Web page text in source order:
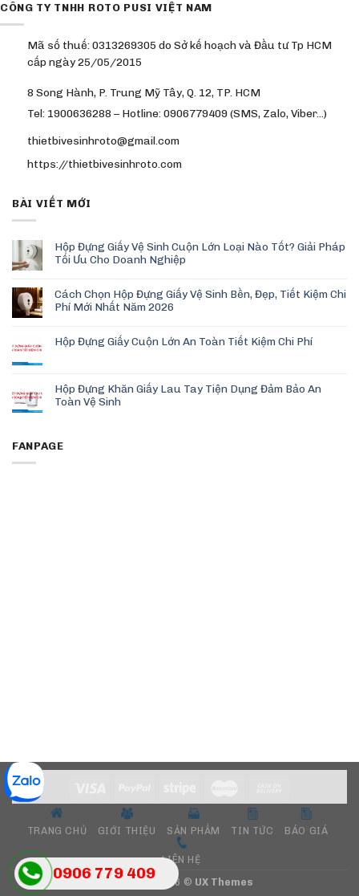
0906 779 409
CÔNG TY TNHH ROTO PUSI VIỆT NAM
Mã số thuế: 0313269305 do Sở kế hoạch và Đầu tư Tp HCM
cấp ngày 25/05/2015
8 Song Hành, P. Trung Mỹ Tây, Q. 12, TP. HCM
Tel: 1900636288 – Hotline: 0906779409 (SMS, Zalo, Viber…)
thietbivesinhroto@gmail.com
https://thietbivesinhroto.com
BÀI VIẾT MỚI
Hộp Đựng Giấy Vệ Sinh Cuộn Lớn Loại Nào Tốt? Giải Pháp
Tối Ưu Cho Doanh Nghiệp
Cách Chọn Hộp Đựng Giấy Vệ Sinh Bền, Đẹp, Tiết Kiệm Chi
Phí Mới Nhất Năm 2026
Hộp Đựng Giấy Cuộn Lớn An Toàn Tiết Kiệm Chi Phí
Hộp Đựng Khăn Giấy Lau Tay Tiện Dụng Đảm Bảo An
Toàn Vệ Sinh
FANPAGE
TRANG CHỦ GIỚI THIỆU SẢN PHẨM TIN TỨC BÁO GIÁ
LIÊN HỆ
Copyright 2026 © UX Themes